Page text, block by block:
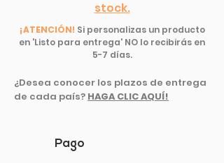
stock.
¡ATENCIÓN! Si personalizas un producto
en 'Listo para entrega' NO lo recibirás en
5-7 días.
¿Desea conocer los plazos de entrega
de cada país? HAGA CLIC AQUÍ!
Pago